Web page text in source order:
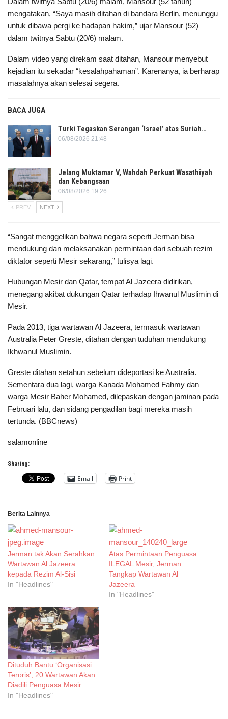
mengatakan, “Saya masih ditahan di bandara Berlin, menunggu
untuk dibawa pergi ke hadapan hakim,” ujar Mansour (52)
dalam twitnya Sabtu (20/6) malam.
Dalam video yang direkam saat ditahan, Mansour menyebut
kejadian itu sekadar “kesalahpahaman”. Karenanya, ia berharap
masalahnya akan selesai segera.
BACA JUGA
Turki Tegaskan Serangan ‘Israel’ atas Suriah…
06/08/2026 21:48
Jelang Muktamar V, Wahdah Perkuat Wasathiyah
dan Kebangsaan
06/08/2026 19:26
PREV NEXT
“Sangat menggelikan bahwa negara seperti Jerman bisa
mendukung dan melaksanakan permintaan dari sebuah rezim
diktator seperti Mesir sekarang,” tulisya lagi.
Hubungan Mesir dan Qatar, tempat Al Jazeera didirikan,
menegang akibat dukungan Qatar terhadap Ihwanul Muslimin di
Mesir.
Pada 2013, tiga wartawan Al Jazeera, termasuk wartawan
Australia Peter Greste, ditahan dengan tuduhan mendukung
Ikhwanul Muslimin.
Greste ditahan setahun sebelum dideportasi ke Australia.
Sementara dua lagi, warga Kanada Mohamed Fahmy dan
warga Mesir Baher Mohamed, dilepaskan dengan jaminan pada
Februari lalu, dan sidang pengadilan bagi mereka masih
tertunda. (BBCnews)
salamonline
Sharing:
Email Print
Berita Lainnya
Jerman tak Akan Serahkan
Wartawan Al Jazeera
kepada Rezim Al-Sisi
In "Headlines"
Atas Permintaan Penguasa
ILEGAL Mesir, Jerman
Tangkap Wartawan Al
Jazeera
In "Headlines"
Dituduh Bantu ‘Organisasi
Teroris’, 20 Wartawan Akan
Diadili Penguasa Mesir
In "Headlines"